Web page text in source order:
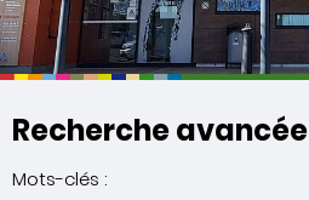
Recherche avancée
Mots-clés :